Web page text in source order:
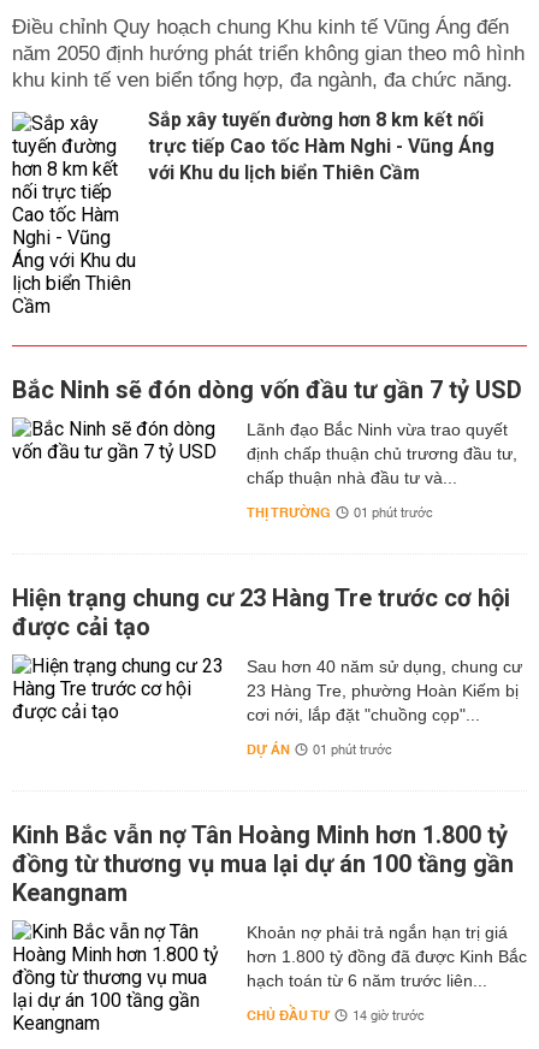
Điều chỉnh Quy hoạch chung Khu kinh tế Vũng Áng đến
năm 2050 định hướng phát triển không gian theo mô hình
khu kinh tế ven biển tổng hợp, đa ngành, đa chức năng.
Sắp xây tuyến đường hơn 8 km kết nối
trực tiếp Cao tốc Hàm Nghi - Vũng Áng
với Khu du lịch biển Thiên Cầm
Bắc Ninh sẽ đón dòng vốn đầu tư gần 7 tỷ USD
Lãnh đạo Bắc Ninh vừa trao quyết
định chấp thuận chủ trương đầu tư,
chấp thuận nhà đầu tư và...
THỊ TRƯỜNG 01 phút trước
Hiện trạng chung cư 23 Hàng Tre trước cơ hội
được cải tạo
Sau hơn 40 năm sử dụng, chung cư
23 Hàng Tre, phường Hoàn Kiếm bị
cơi nới, lắp đặt "chuồng cọp"...
DỰ ÁN 01 phút trước
Kinh Bắc vẫn nợ Tân Hoàng Minh hơn 1.800 tỷ
đồng từ thương vụ mua lại dự án 100 tầng gần
Keangnam
hơn 1.800 tỷ đồng đã được Kinh Bắc
hạch toán từ 6 năm trước liên...
CHỦ ĐẦU TƯ 14 giờ trước